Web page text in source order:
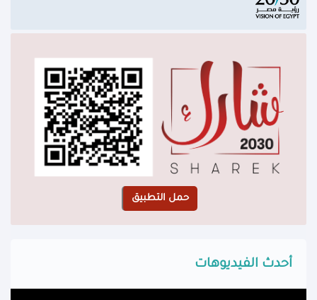
أحدث الفيديوهات